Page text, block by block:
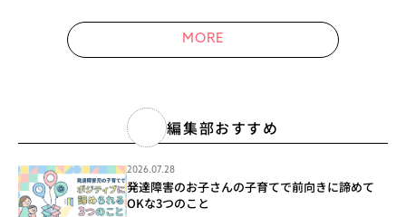
MORE
編集部おすすめ
2026.07.28
発達障害のお子さんの子育てで前向きに諦めて
OKな3つのこと